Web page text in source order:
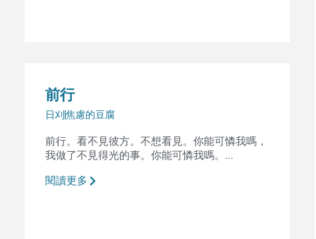
前行
日刈 焦慮的豆腐
前行。看不見彼方。不想看見。你能可憐我嗎，
我做了不見得光的事。你能可憐我嗎。...
閱讀更多